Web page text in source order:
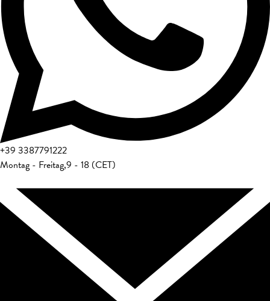
+39 3387791222
Montag - Freitag,9 - 18 (CET)